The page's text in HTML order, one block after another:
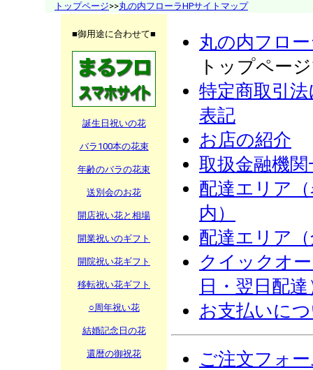
トップページ>>丸の内フローラHPサイトマップ
■御用途に合わせて■
誕生日祝いの花
バラ100本の花束
年齢のバラの花束
送別会のお花
開店祝い花と相場
開業祝いのギフト
開院祝い花ギフト
移転祝い花ギフト
○周年祝い花
結婚記念日の花
還暦の御祝花
丸の内フロ
トップペー
特定商取引
表記
お店の紹介
取扱金融機関
配達エリア
内）
配達エリア
クイックオ
日・翌日配達
お支払いに
ご注文フォ